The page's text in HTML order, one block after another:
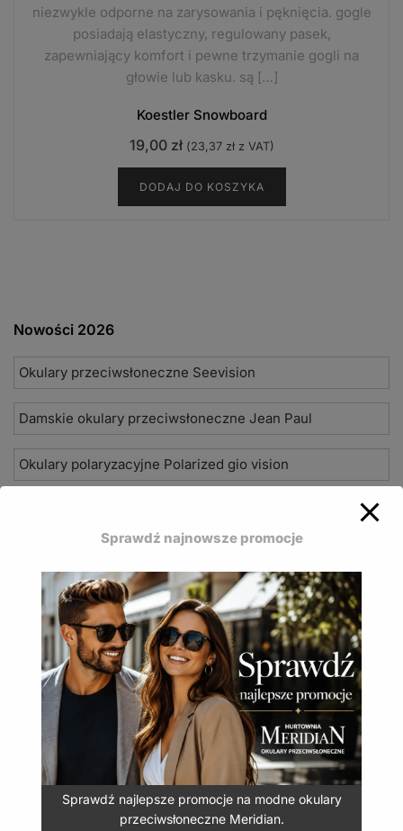
niezwykle odporne na zarysowania i pęknięcia. gogle
posiadają elastyczny, regulowany pasek,
zapewniający komfort i pewne trzymanie gogli na
głowie lub kasku. są […]
Koestler Snowboard
19,00 zł (23,37 złz VAT)
DODAJ DO KOSZYKA
Nowości 2026
Okulary przeciwsłoneczne Seevision
Damskie okulary przeciwsłoneczne Jean Paul
Okulary polaryzacyjne Polarized gio vision
Okulary przeciwsłoneczne Bizze z polaryzacją
Okulary przeciwsłoneczne Paparazzi classic
Okulary przeciwsłoneczne Bizze Pilotki
Okulary przeciwsłoneczne Febe classic
Okulary przeciwsłoneczne Bizze sport
Sprawdź najnowsze promocje
Sprawdź najlepsze promocje na modne okulary
przeciwsłoneczne Meridian.